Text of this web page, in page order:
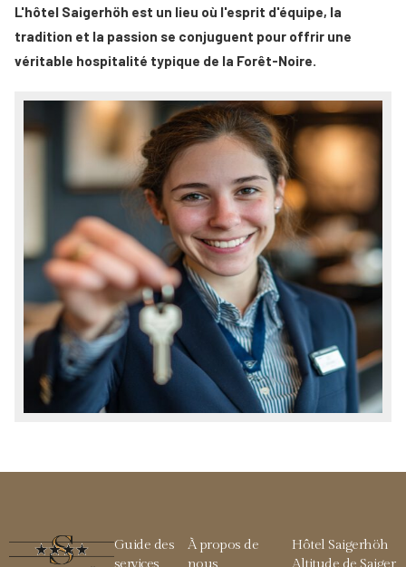
L'hôtel Saigerhöh est un lieu où l'esprit d'équipe, la
tradition et la passion se conjuguent pour offrir une
véritable hospitalité typique de la Forêt-Noire.
Guide des
services
À propos de
nous
Hôtel Saigerhöh
Altitude de Saiger